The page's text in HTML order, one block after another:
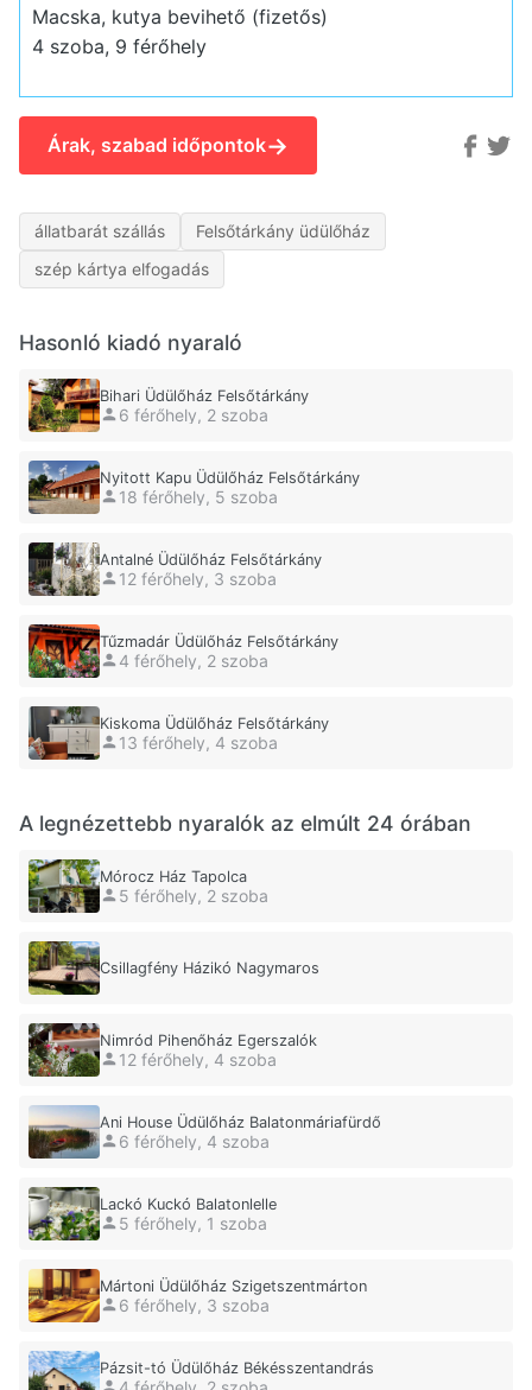
Macska, kutya bevihető (fizetős)
4 szoba, 9 férőhely
Árak, szabad időpontok→
állatbarát szállás
Felsőtárkány üdülőház
szép kártya elfogadás
Hasonló kiadó nyaraló
Bihari Üdülőház Felsőtárkány
6 férőhely, 2 szoba
Nyitott Kapu Üdülőház Felsőtárkány
18 férőhely, 5 szoba
Antalné Üdülőház Felsőtárkány
12 férőhely, 3 szoba
Tűzmadár Üdülőház Felsőtárkány
4 férőhely, 2 szoba
Kiskoma Üdülőház Felsőtárkány
13 férőhely, 4 szoba
A legnézettebb nyaralók az elmúlt 24 órában
Mórocz Ház Tapolca
5 férőhely, 2 szoba
Csillagfény Házikó Nagymaros
Nimród Pihenőház Egerszalók
12 férőhely, 4 szoba
Ani House Üdülőház Balatonmáriafürdő
6 férőhely, 4 szoba
Lackó Kuckó Balatonlelle
5 férőhely, 1 szoba
Mártoni Üdülőház Szigetszentmárton
6 férőhely, 3 szoba
Pázsit-tó Üdülőház Békésszentandrás